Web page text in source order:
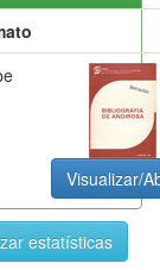
Visualizar/
estatísticas